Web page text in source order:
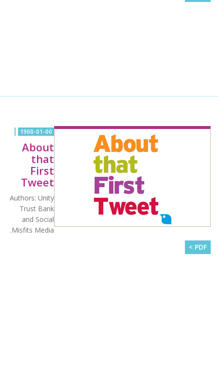
1900-01-00
About
that
First
Tweet
Authors: Unity
Trust Bank
and Social
Misfits Media.
PDF >